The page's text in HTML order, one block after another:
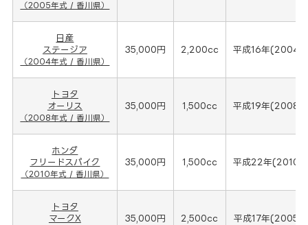
（2005年式 / 香川県）
日産
ステージア
（2004年式 / 香川県）
35,000円 2,200cc 平成16年(2004
トヨタ
オーリス
（2008年式 / 香川県）
35,000円 1,500cc 平成19年(2008
ホンダ
フリードスパイク
（2010年式 / 香川県）
35,000円 1,500cc 平成22年(2010
トヨタ
マークX
35,000円 2,500cc 平成17年(2005